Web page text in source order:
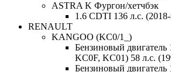
ASTRA K Фургон/хетчбэк
1.6 CDTI 136 л.с.
RENAULT
KANGOO (KC0/1_)
Бензиновый
KC0F, KC01) 58 л.с.
Бензиновый